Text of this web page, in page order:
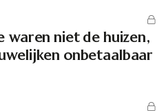
waren niet de huizen,
onbetaalbaar